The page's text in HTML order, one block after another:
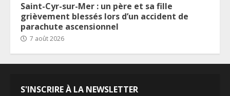
Saint-Cyr-sur-Mer : un père et sa fille
grièvement blessés lors d’un accident de
parachute ascensionnel
7 août 2026
S'INSCRIRE À LA NEWSLETTER